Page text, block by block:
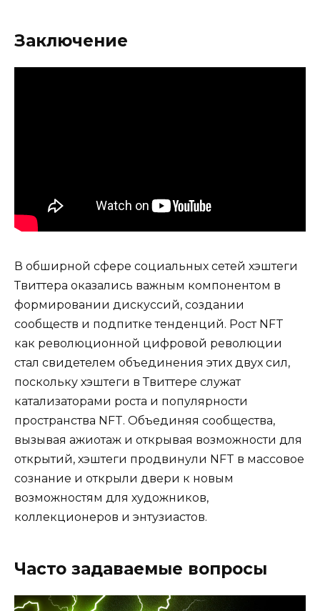
Заключение
В обширной сфере социальных сетей хэштеги
Твиттера оказались важным компонентом в
формировании дискуссий, создании
сообществ и подпитке тенденций. Рост NFT
как революционной цифровой революции
стал свидетелем объединения этих двух сил,
поскольку хэштеги в Твиттере служат
катализаторами роста и популярности
пространства NFT. Объединяя сообщества,
вызывая ажиотаж и открывая возможности для
открытий, хэштеги продвинули NFT в массовое
сознание и открыли двери к новым
возможностям для художников,
коллекционеров и энтузиастов.
Часто задаваемые вопросы